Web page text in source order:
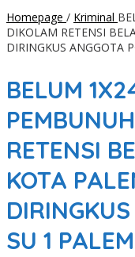
Homepage / Kriminal
DIKOLAM RETENSI
DIRINGKUS ANGGOTA
BELUM
RETENSI
KOTA
SU 1